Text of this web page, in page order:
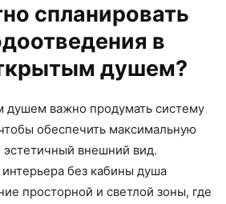
спланировать
в
душем?
душем важно продумать систему
обеспечить максимальную
внешний вид.
без кабины душа
просторной и светлой зоны, где